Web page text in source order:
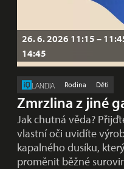
26. 6. 2026 11:15 –
14:45
LANDIA Rodina Děti
Zmrzlina z jiné
Jak chutná věda?
vlastní oči uvidíte
kapalného dusíku,
proměnit běžné